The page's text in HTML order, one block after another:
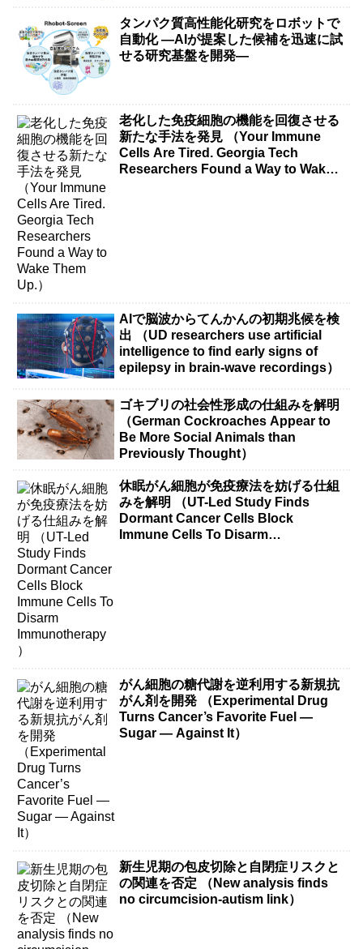
タンパク質高性能化研究をロボットで
自動化 ―AIが提案した候補を迅速に試
せる研究基盤を開発―
老化した免疫細胞の機能を回復させる
新たな手法を発見 （Your Immune
Cells Are Tired. Georgia Tech
Researchers Found a Way to Wake
AIで脳波からてんかんの初期兆候を検
出 （UD researchers use artificial
intelligence to find early signs of
epilepsy in brain-wave recordings）
ゴキブリの社会性形成の仕組みを解明
（German Cockroaches Appear to
Be More Social Animals than
Previously Thought）
休眠がん細胞が免疫療法を妨げる仕組
みを解明 （UT-Led Study Finds
Dormant Cancer Cells Block
Immune Cells To Disarm
がん細胞の糖代謝を逆利用する新規抗
がん剤を開発 （Experimental Drug
Turns Cancer’s Favorite Fuel —
Sugar — Against It）
新生児期の包皮切除と自閉症リスクと
の関連を否定 （New analysis finds
no circumcision-autism link）